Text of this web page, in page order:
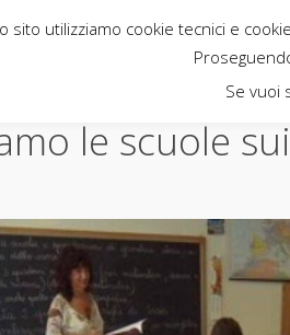
le scuole
sito utilizziamo cookie tecnici e
Se vuoi